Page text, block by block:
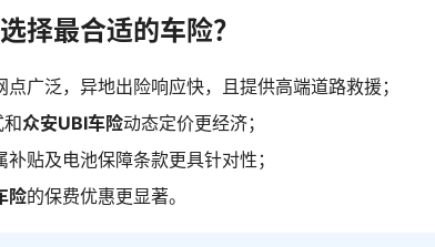
择最合适的车险？
点广泛，异地出险响应快，且提供高端道路救援；
和众安UBI车险动态定价更经济；
补贴及电池保障条款更具针对性；
险的保费优惠更显著。